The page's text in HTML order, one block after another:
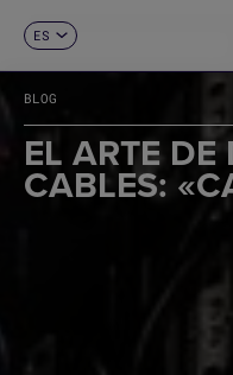
ES
FR
DE
IT
PT
BLOG
EL ARTE
CABLES: